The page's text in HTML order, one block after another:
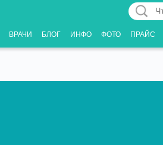
ВРАЧИ БЛОГ ИНФО ФОТО ПРАЙС
Что
Вас